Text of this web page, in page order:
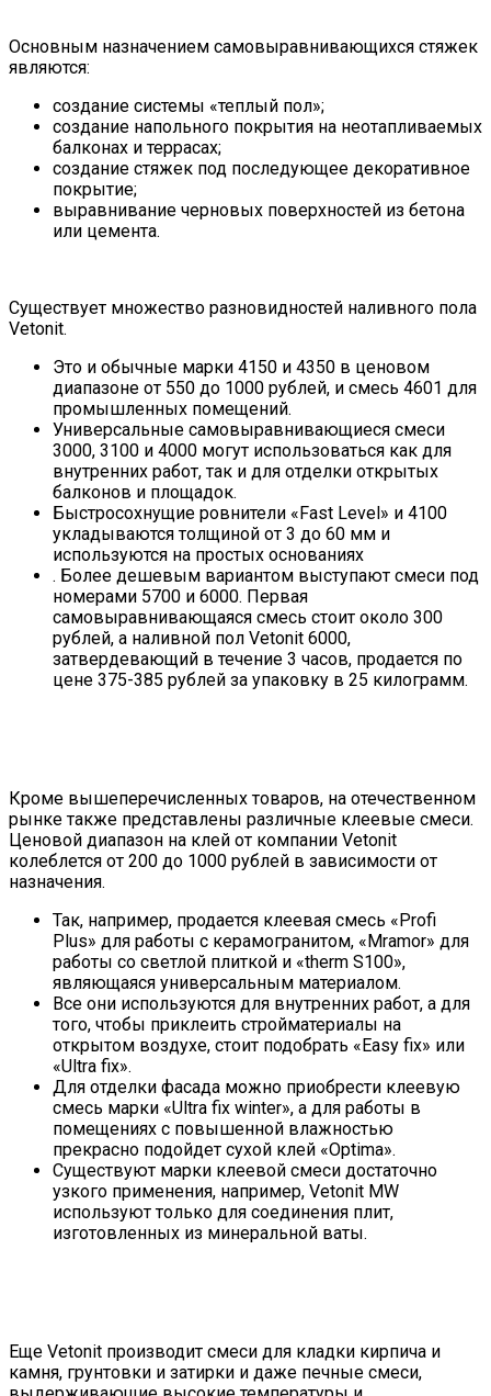
Основным назначением самовыравнивающихся стяжек
являются:
создание системы «теплый пол»;
создание напольного покрытия на неотапливаемых
балконах и террасах;
создание стяжек под последующее декоративное
покрытие;
выравнивание черновых поверхностей из бетона
или цемента.
Существует множество разновидностей наливного пола
Vetonit.
Это и обычные марки 4150 и 4350 в ценовом
диапазоне от 550 до 1000 рублей, и смесь 4601 для
промышленных помещений.
Универсальные самовыравнивающиеся смеси
3000, 3100 и 4000 могут использоваться как для
внутренних работ, так и для отделки открытых
балконов и площадок.
Быстросохнущие ровнители «Fast Level» и 4100
укладываются толщиной от 3 до 60 мм и
используются на простых основаниях
. Более дешевым вариантом выступают смеси под
номерами 5700 и 6000. Первая
самовыравнивающаяся смесь стоит около 300
рублей, а наливной пол Vetonit 6000,
затвердевающий в течение 3 часов, продается по
цене 375-385 рублей за упаковку в 25 килограмм.
Кроме вышеперечисленных товаров, на отечественном
рынке также представлены различные клеевые смеси.
Ценовой диапазон на клей от компании Vetonit
колеблется от 200 до 1000 рублей в зависимости от
назначения.
Так, например, продается клеевая смесь «Profi
Plus» для работы с керамогранитом, «Mramor» для
работы со светлой плиткой и «therm S100»,
являющаяся универсальным материалом.
Все они используются для внутренних работ, а для
того, чтобы приклеить стройматериалы на
открытом воздухе, стоит подобрать «Easy fix» или
«Ultra fix».
Для отделки фасада можно приобрести клеевую
смесь марки «Ultra fix winter», а для работы в
помещениях с повышенной влажностью
прекрасно подойдет сухой клей «Optima».
Существуют марки клеевой смеси достаточно
узкого применения, например, Vetonit MW
используют только для соединения плит,
изготовленных из минеральной ваты.
Еще Vetonit производит смеси для кладки кирпича и
камня, грунтовки и затирки и даже печные смеси,